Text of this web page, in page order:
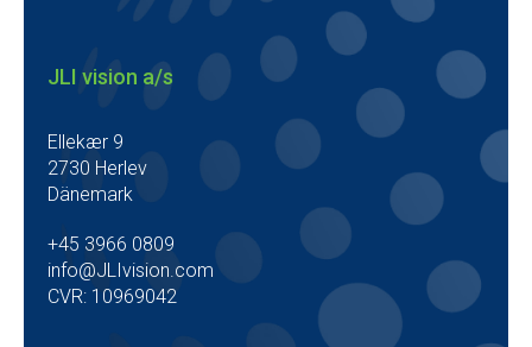
JLI vision a/s
Ellekær 9
2730 Herlev
Dänemark
+45 3966 0809
info@JLIvision.com
CVR: 10969042